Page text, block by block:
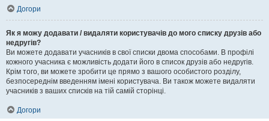
Догори
Як я можу додавати / видаляти користувачів до мого списку друзів або
недругів?
Ви можете додавати учасників в свої списки двома способами. В профілі
кожного учасника є можливість додати його в список друзів або недругів.
Крім того, ви можете зробити це прямо з вашого особистого розділу,
безпосереднім введенням імені користувача. Ви також можете видаляти
учасників з ваших списків на тій самій сторінці.
Догори